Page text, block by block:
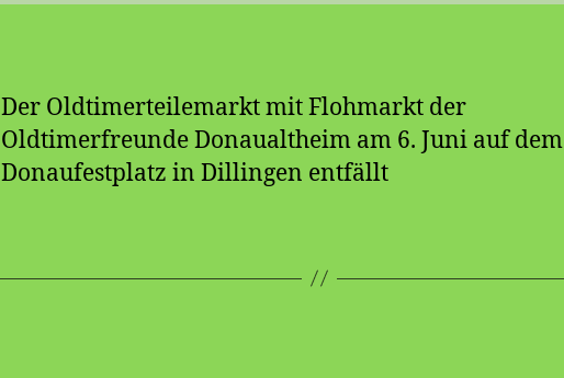
Der Oldtimerteilemarkt mit Flohmarkt der
Oldtimerfreunde Donaualtheim am 6. Juni auf dem
Donaufestplatz in Dillingen entfällt